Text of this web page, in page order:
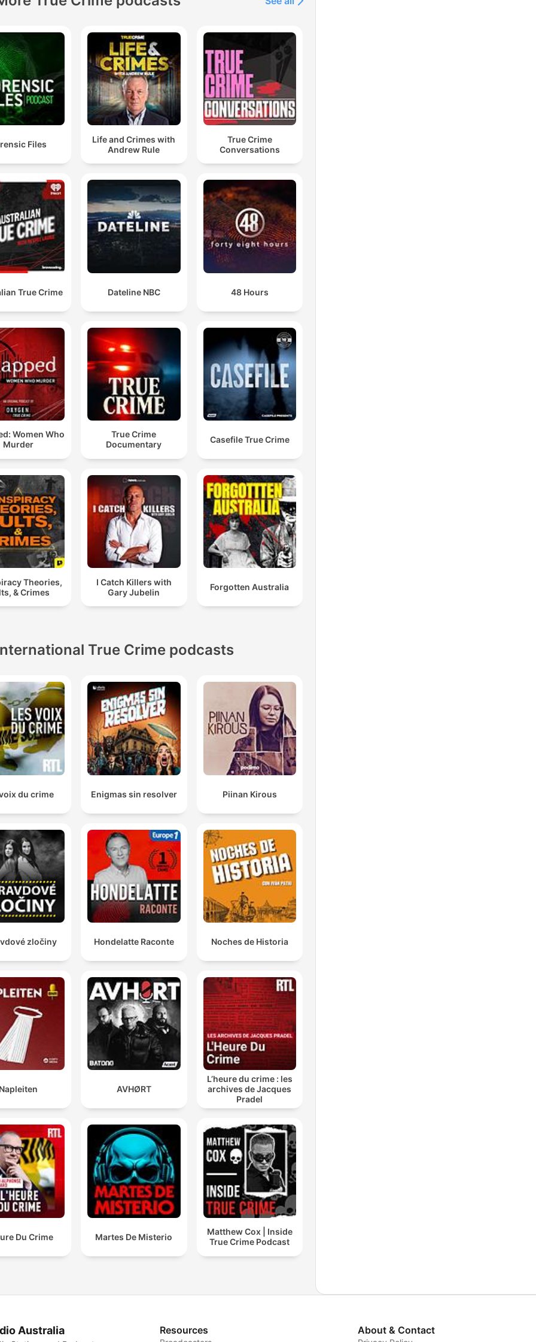
Files
Life and Crimes with
Andrew Rule
True Crime
Conversations
True Crime Dateline NBC 48 Hours
Women Who
Murder
True Crime
Documentary
Casefile True Crime
Theories,
& Crimes
I Catch Killers with
Gary Jubelin
Forgotten Australia
True Crime podcasts
du crime Enigmas sin resolver Piinan Kirous
zločiny Hondelatte Raconte Noches de Historia
AVHØRT
L’heure du crime : les
archives de Jacques
Pradel
Du Crime Martes De Misterio
Matthew Cox | Inside
True Crime Podcast
Australia Resources About & Contact